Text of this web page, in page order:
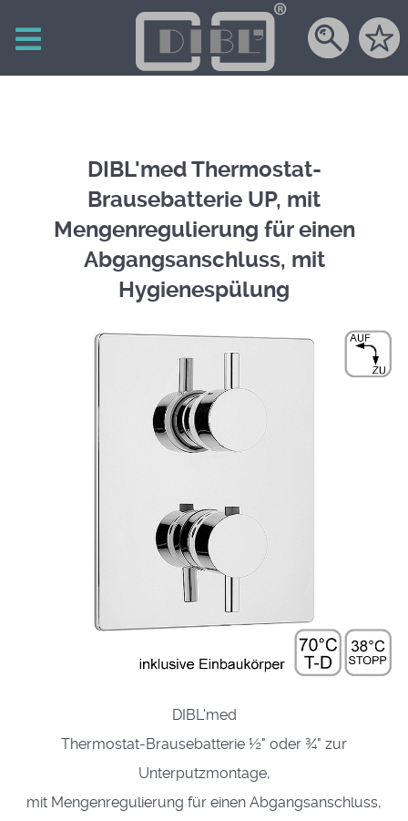
DIBL'med Thermostat-
Brausebatterie UP, mit
Mengenregulierung für einen
Abgangsanschluss, mit
Hygienespülung
DIBL'med
Thermostat-Brausebatterie ½" oder ¾" zur
Unterputzmontage,
mit Mengenregulierung für einen Abgangsanschluss,